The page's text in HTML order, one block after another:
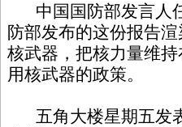
中国国防部发言人
防部发布的这份报告
核武器，把核力量维
用核武器的政策。
五角大楼星期五发